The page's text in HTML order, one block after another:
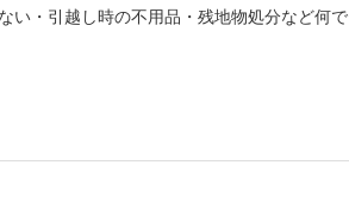
い・引越し時の不用品・残地物処分など何で